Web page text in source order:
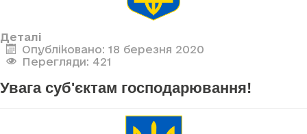
Деталі
Опубліковано: 18 березня 2020
Перегляди: 421
Увага суб'єктам господарювання!